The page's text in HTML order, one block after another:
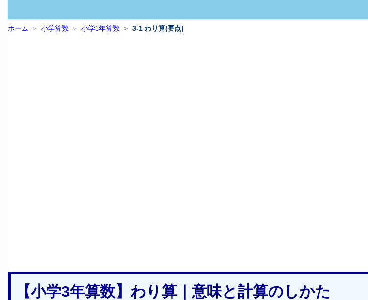
ホーム 小学算数 小学3年算数 3-1 わり算(要点)
【小学3年算数】わり算｜意味と計算のしかた